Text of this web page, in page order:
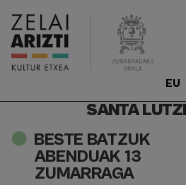
EU
SANTA
BESTE BATZUK
ABENDUAK 13
ZUMARRAGA